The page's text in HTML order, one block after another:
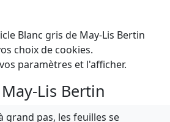
choix de cookies.
paramètres et l'afficher.
Lis Bertin
grand pas, les feuilles se